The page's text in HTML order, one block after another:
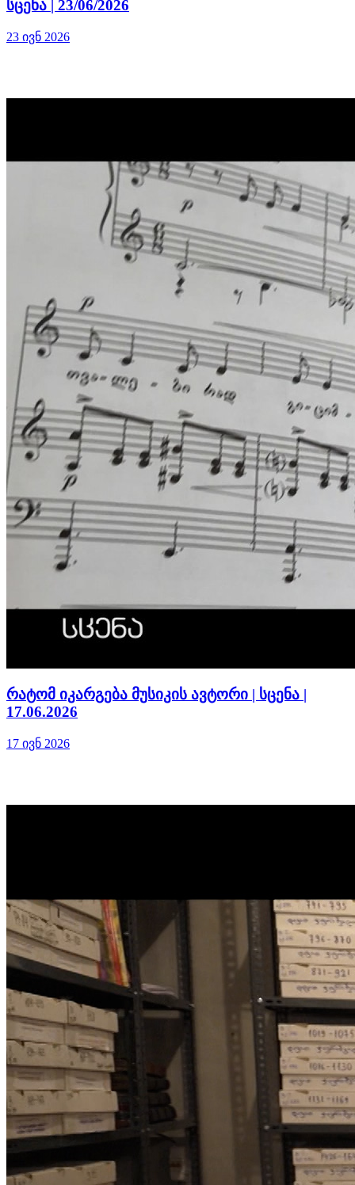
სცენა | 23/06/2026
23 ივნ 2026
რატომ იკარგება მუსიკის ავტორი | სცენა |
17.06.2026
17 ივნ 2026